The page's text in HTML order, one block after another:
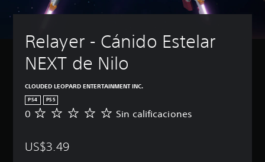
Relayer - Cánido Estelar
NEXT de Nilo
CLOUDED LEOPARD ENTERTAINMENT INC.
PS4 PS5
S
c
0 Sin calificaciones
US$3.49